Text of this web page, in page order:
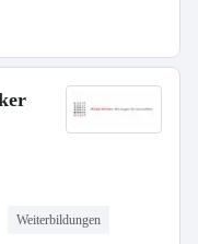
Weiterbildungen